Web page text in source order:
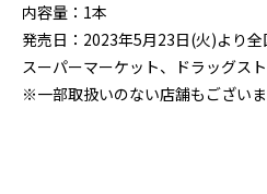
内容量：1本
発売日：2023年5月23日(火)より全
スーパーマーケット、ドラッグス
※一部取扱いのない店舗もございま